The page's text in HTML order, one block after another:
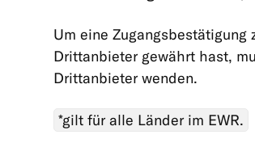
Um eine
Drittanbieter gewährt hast,
Drittanbieter wenden.
*gilt für alle Länder im EWR.